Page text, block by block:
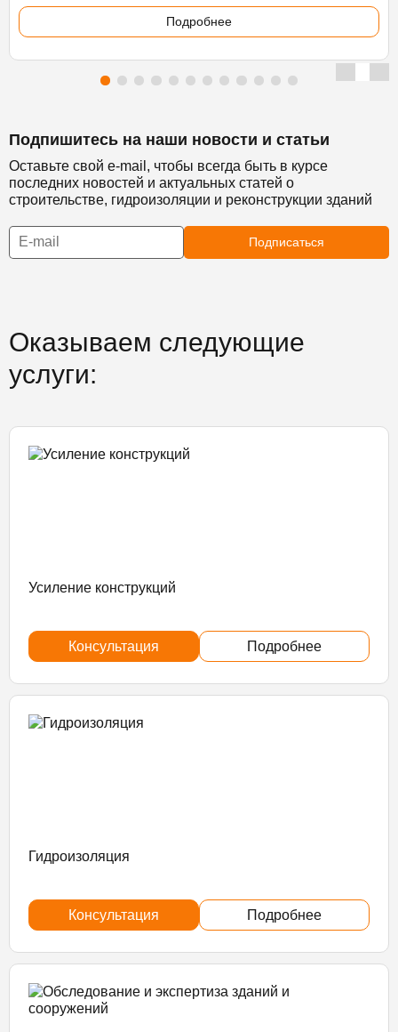
Подробнее
Подпишитесь на наши новости и статьи
Оставьте свой e-mail, чтобы всегда быть в курсе
последних новостей и актуальных статей о
строительстве, гидроизоляции и реконструкции зданий
Подписаться
Оказываем следующие
услуги:
Усиление конструкций
Консультация Подробнее
Гидроизоляция
Консультация Подробнее